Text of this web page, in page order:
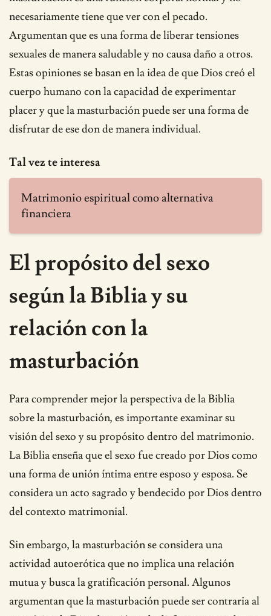
necesariamente tiene que ver con el pecado.
Argumentan que es una forma de liberar tensiones
sexuales de manera saludable y no causa daño a otros.
Estas opiniones se basan en la idea de que Dios creó el
cuerpo humano con la capacidad de experimentar
placer y que la masturbación puede ser una forma de
disfrutar de ese don de manera individual.
Tal vez te interesa
Matrimonio espiritual como alternativa
financiera
El propósito del sexo
según la Biblia y su
relación con la
masturbación
Para comprender mejor la perspectiva de la Biblia
sobre la masturbación, es importante examinar su
visión del sexo y su propósito dentro del matrimonio.
La Biblia enseña que el sexo fue creado por Dios como
una forma de unión íntima entre esposo y esposa. Se
considera un acto sagrado y bendecido por Dios dentro
del contexto matrimonial.
Sin embargo, la masturbación se considera una
actividad autoerótica que no implica una relación
mutua y busca la gratificación personal. Algunos
argumentan que la masturbación puede ser contraria al